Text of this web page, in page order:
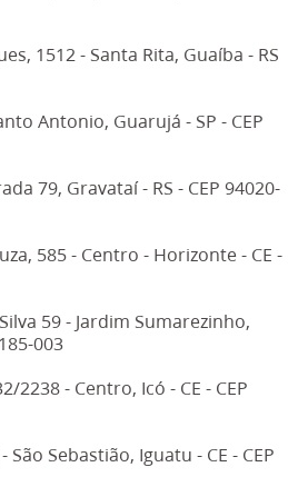
1512 - Santa Rita, Guaíba - RS
Antonio, Guarujá - SP - CEP
79, Gravataí - RS - CEP 94020-
585 - Centro - Horizonte - CE -
59 - Jardim Sumarezinho,
003
2238 - Centro, Icó - CE - CEP
Sebastião, Iguatu - CE - CEP